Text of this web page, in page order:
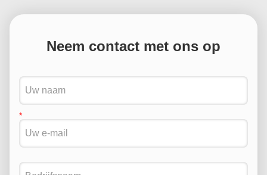
Neem contact met ons op